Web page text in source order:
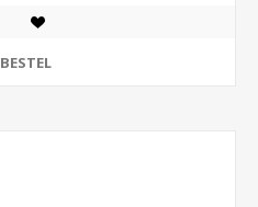
BESTEL